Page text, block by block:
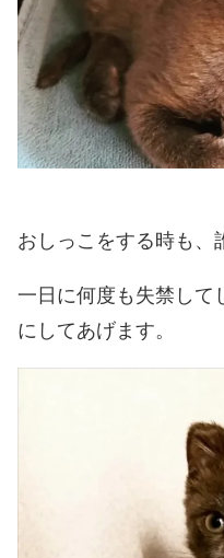
おしっこをする時も、
一日に何度も失禁して
にしてあげます。